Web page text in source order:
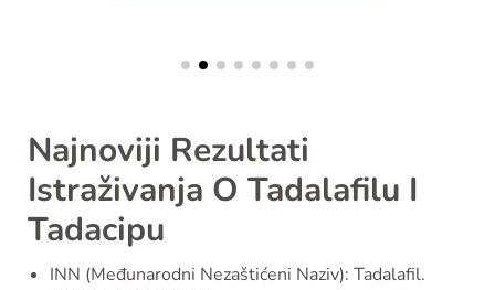
Najnoviji Rezultati
Istraživanja O Tadalafilu I
Tadacipu
INN (Međunarodni Nezaštićeni Naziv): Tadalafil.